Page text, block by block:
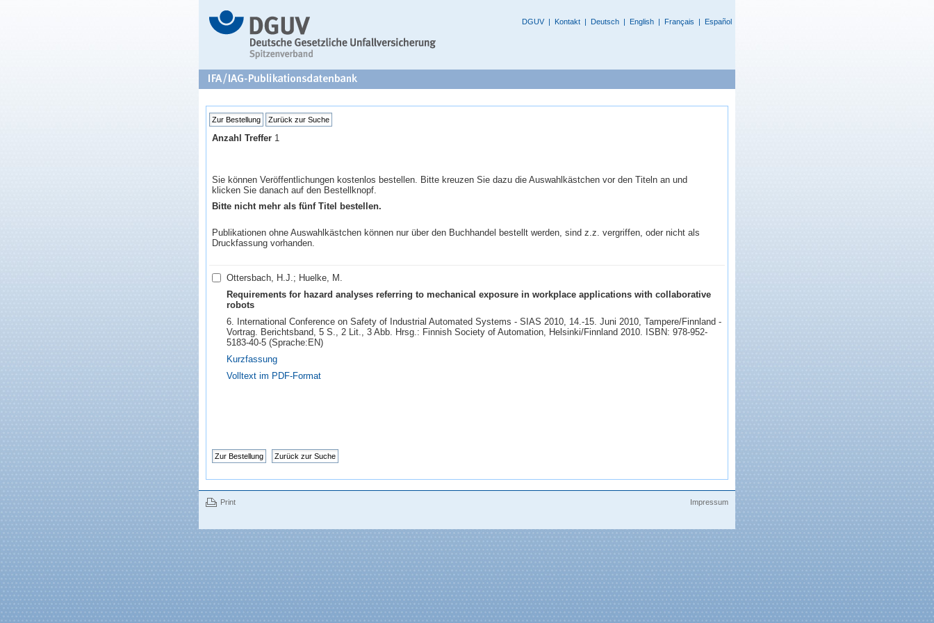
DGUV | Kontakt | Deutsch | English | Français | Español
Anzahl Treffer1
Sie können Veröffentlichungen kostenlos bestellen. Bitte kreuzen Sie dazu die Auswahlkästchen vor den Titeln an und
klicken Sie danach auf den Bestellknopf.
Bitte nicht mehr als fünf Titel bestellen.
Publikationen ohne Auswahlkästchen können nur über den Buchhandel bestellt werden, sind z.z. vergriffen, oder nicht als
Druckfassung vorhanden.
Ottersbach, H.J.; Huelke, M.
Requirements for hazard analyses referring to mechanical exposure in workplace applications with collaborative
robots
6. International Conference on Safety of Industrial Automated Systems - SIAS 2010, 14.-15. Juni 2010, Tampere/Finnland -
Vortrag. Berichtsband, 5 S., 2 Lit., 3 Abb. Hrsg.: Finnish Society of Automation, Helsinki/Finnland 2010. ISBN: 978-952-
5183-40-5 (Sprache:EN)
Kurzfassung
Volltext im PDF-Format
Print Impressum